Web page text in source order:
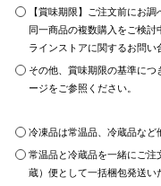
【賞味期限】ご注文前にお調
同一商品の複数購入をご検
ラインストアに関するお問い
その他、賞味期限の基準に
ージをご参照ください。
冷凍品は常温品、冷蔵品など
常温品と冷蔵品を一緒にご注
蔵）便として一括梱包発送い